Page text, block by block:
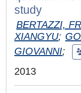
study
BERTAZZI,
XIANGYU;
GIOVANNI;
2013